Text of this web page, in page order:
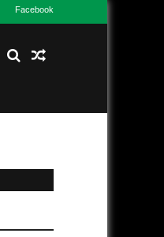
Facebook